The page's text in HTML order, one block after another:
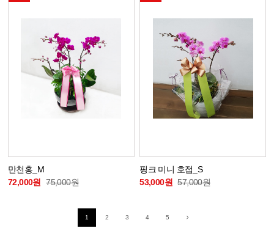
만천홍_M
72,000원
75,000원
핑크 미니 호접_S
53,000원
57,000원
1 2 3 4 5